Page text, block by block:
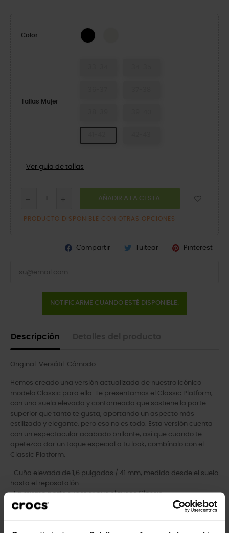
Color Black
Tallas Mujer
Ver guía de tallas
AÑADIR A LA CESTA
PRODUCTO DISPONIBLE CON OTRAS OPCIONES
Compartir Tuitear Pinterest
NOTIFICARME CUANDO ESTÉ DISPONIBLE.
Descripción
Original. Versátil. Cómodo.
Hemos creado una versión actualizada de nuestro icónico
modelo Classic para ella. Te presentamos el Classic Platform,
con una suela elevada y contorneada que sostiene la parte
superior que tanto te gusta, aportando un aspecto más
estilizado y elegante, pero eso no es todo. Esta versión cuenta
con un espectacular acabado brillante, así que cuando te
apetezca dar un toque especial a tu look, combínalo con el
Classic Platform.
-Cuña elevada de 1,6 pulgadas / 41 mm, medida desde el suelo
hasta el reposatalón.
-La misma parte superior que el zueco Classic.
-Personalizable con Jibbitz™ en la parte superior y la correa